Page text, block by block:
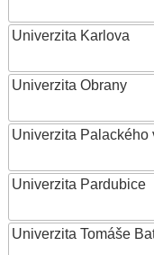
Univerzita Karlova
Univerzita Obrany
Univerzita Palackého
Univerzita Pardubice
Univerzita Tomáše